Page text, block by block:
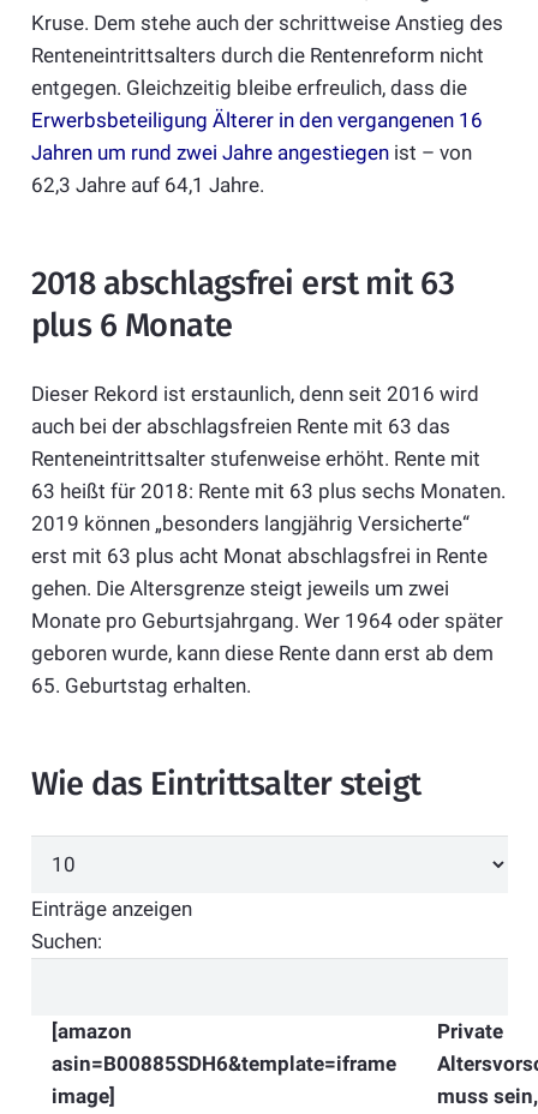
Kruse. Dem stehe auch der schrittweise Anstieg des
Renteneintrittsalters durch die Rentenreform nicht
entgegen. Gleichzeitig bleibe erfreulich, dass die
Erwerbsbeteiligung Älterer in den vergangenen 16
Jahren um rund zwei Jahre angestiegenist – von
62,3 Jahre auf 64,1 Jahre.
2018 abschlagsfrei erst mit 63
plus 6 Monate
Dieser Rekord ist erstaunlich, denn seit 2016 wird
auch bei der abschlagsfreien Rente mit 63 das
Renteneintrittsalter stufenweise erhöht. Rente mit
63 heißt für 2018: Rente mit 63 plus sechs Monaten.
2019 können „besonders langjährig Versicherte“
erst mit 63 plus acht Monat abschlagsfrei in Rente
gehen. Die Altersgrenze steigt jeweils um zwei
Monate pro Geburtsjahrgang. Wer 1964 oder später
geboren wurde, kann diese Rente dann erst ab dem
65. Geburtstag erhalten.
Wie das Eintrittsalter steigt
Einträge anzeigen
Suchen:
[amazon
asin=B00885SDH6&template=iframe
image]
Private
muss